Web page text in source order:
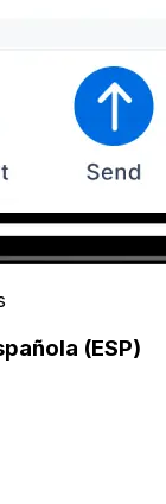
(ESP)